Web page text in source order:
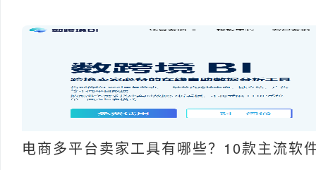
电商多平台卖家工具有哪些？10款主流软